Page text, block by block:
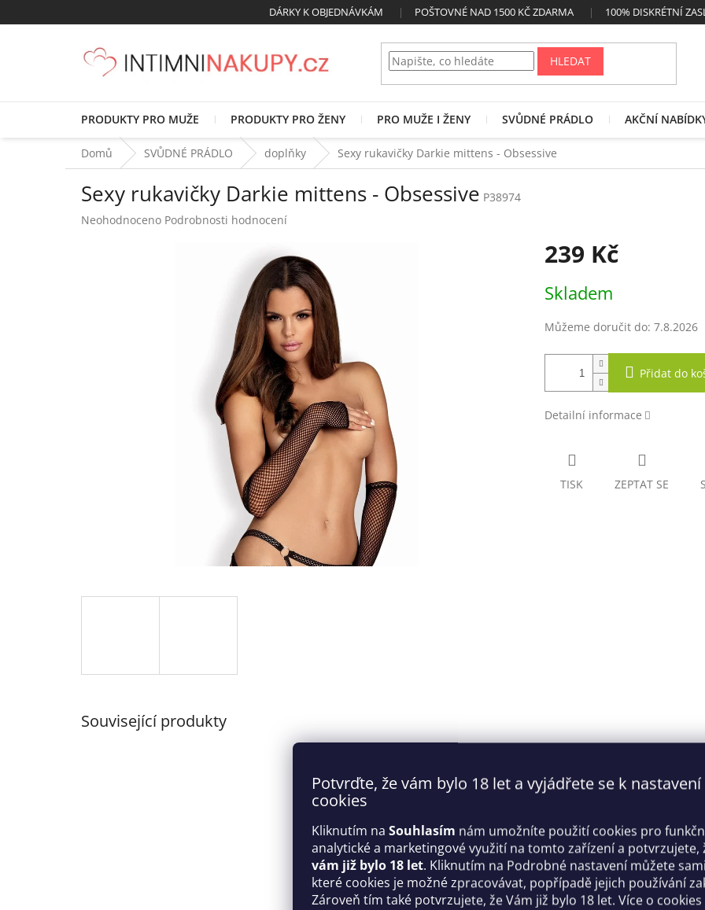
Potvrďte, že vám bylo 18 let a vyjádřete se k nastavení
cookies
Kliknutím na Souhlasím nám umožníte použití cookies pro
analytické a marketingové využití na tomto zařízení a potvrzujete,
vám již bylo 18 let. Kliknutím na Podrobné nastavení můžete
které cookies je možné zpracovávat, popřípadě jejich používání
Zároveň tím také potvrzujete, že Vám již bylo 18 let. Více o cookies
na
DÁRKY K OBJEDNÁVKÁM POŠTOVNÉ NAD 1500 KČ ZDARMA 100% DISKRÉTNÍ
HLEDAT
PRODUKTY PRO MUŽE PRODUKTY PRO ŽENY PRO MUŽE I ŽENY SVŮDNÉ PRÁDLO AKČNÍ
Domů SVŮDNÉ PRÁDLO doplňky Sexy rukavičky Darkie mittens - Obsessive
Sexy rukavičky Darkie mittens - Obsessive P38974
Průměrné
Neohodnoceno Podrobnosti hodnocení
239 Kč
cena:
Skladem
Můžeme doručit do: 7.8.2026
Přidat do
Detailní informace
TISK ZEPTAT SE
Související produkty